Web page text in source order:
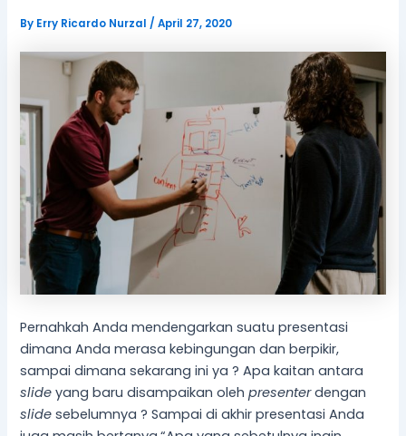
By Erry Ricardo Nurzal /April 27, 2020
Pernahkah Anda mendengarkan suatu presentasi
dimana Anda merasa kebingungan dan berpikir,
sampai dimana sekarang ini ya ? Apa kaitan antara
slide yang baru disampaikan olehpresenterdengan
slidesebelumnya ? Sampai di akhir presentasi Anda